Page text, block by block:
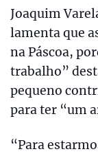
Joaquim
lamenta que
na Páscoa,
trabalho”
pequeno
para ter “um
“Para